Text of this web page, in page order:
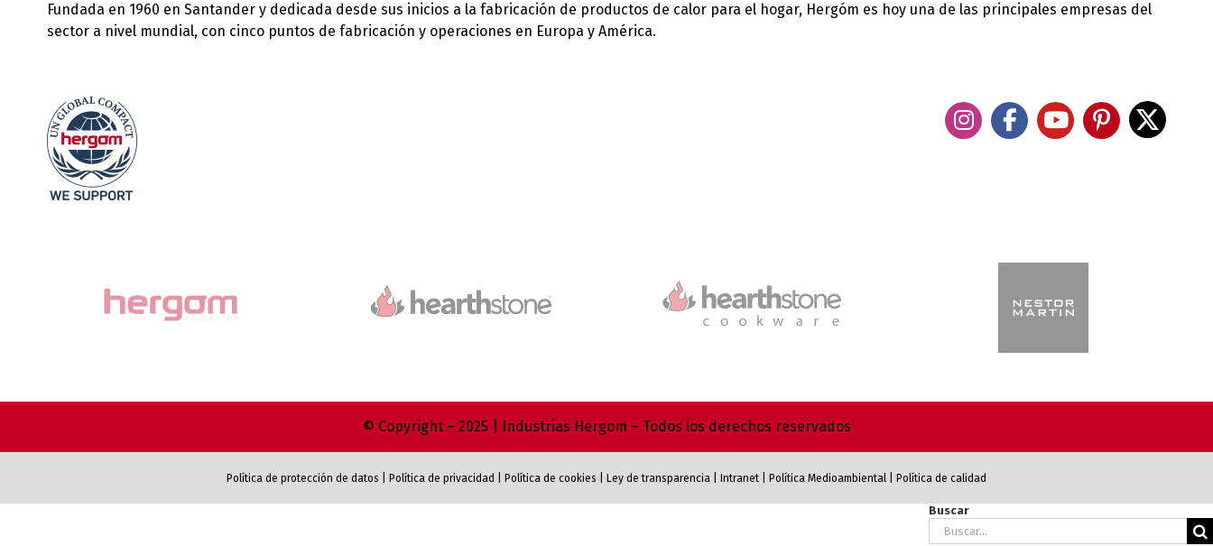
Fundada en 1960 en Santander y dedicada desde sus inicios a la fabricación de productos de calor para el hogar, Hergóm es hoy una de las principales empresas del
sector a nivel mundial, con cinco puntos de fabricación y operaciones en Europa y América.
© Copyright – 2025 | Industrias Hergom – Todos los derechos reservados
Política de protección de datos Política de privacidad Política de cookies Ley de transparencia Intranet Política Medioambiental Política de calidad
Buscar
Buscar: